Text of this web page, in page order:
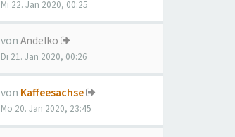
Mi 22. Jan 2020, 00:25
von Andelko
Di 21. Jan 2020, 00:26
von Kaffeesachse
Mo 20. Jan 2020, 23:45